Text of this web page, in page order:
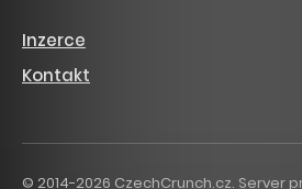
Inzerce
Kontakt
© 2014-2026 CzechCrunch.cz. Server